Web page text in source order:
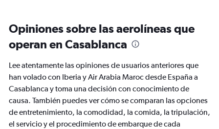
horarios
de
Range:
7
categories.
The
chart
has
1
Opiniones sobre las aerolíneas que
operan en Casablanca
Lee atentamente las opiniones de usuarios anteriores que
han volado con Iberia y Air Arabia Maroc desde España a
Casablanca y toma una decisión con conocimiento de
causa. También puedes ver cómo se comparan las opciones
de entretenimiento, la comodidad, la comida, la tripulación,
el servicio y el procedimiento de embarque de cada